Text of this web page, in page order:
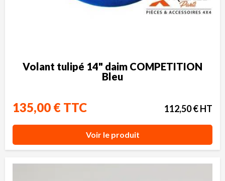
Volant tulipé 14" daim COMPETITION
Bleu
135,00 € TTC 112,50 € HT
Voir le produit